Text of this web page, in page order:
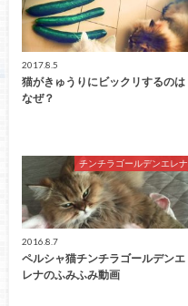
2017.8.5
猫がきゅうりにビックリするのは
なぜ？
チンチラゴールデンエレナ
2016.8.7
ペルシャ猫チンチラゴールデンエ
レナのふみふみ動画